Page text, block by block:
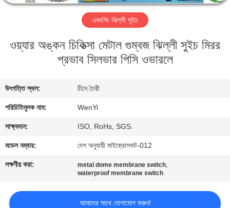
কারখানা
যোগাযোগ
করুন
উদ্ধৃতির
আবেদন
এমবসিং ঝিল্লী সুইচ
ওয়্যার অঙ্কন চিকিত্সা মেটাল গুম্বজ ঝিল্লী সুইচ মিরর
প্রভাব সিলভার পিসি ওভারলে
উৎপত্তি স্থল: চীনে তৈরী
পরিচিতিমুলক নাম: WenYi
সাক্ষ্যদান: ISO, RoHs, SGS.
মডেল নম্বার: দেশ অনুযায়ী মাইক্রোসফট-012
লক্ষণীয় করা: metal dome membrane switch,
waterproof membrane switch
আমাদের সাথে যোগাযোগ করুন!